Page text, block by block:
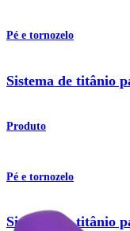
Pé e tornozelo
Sistema de titânio
Produto
Pé e tornozelo
Sistema de titânio